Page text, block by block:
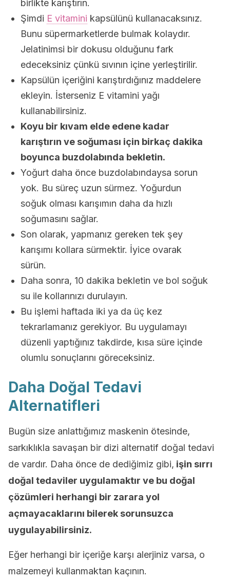
birlikte karıştırın.
Şimdi E vitamini kapsülünü kullanacaksınız.
Bunu süpermarketlerde bulmak kolaydır.
Jelatinimsi bir dokusu olduğunu fark
edeceksiniz çünkü sıvının içine yerleştirilir.
Kapsülün içeriğini karıştırdığınız maddelere
ekleyin. İsterseniz E vitamini yağı
kullanabilirsiniz.
Koyu bir kıvam elde edene kadar
karıştırın ve soğuması için birkaç dakika
boyunca buzdolabında bekletin.
Yoğurt daha önce buzdolabındaysa sorun
yok. Bu süreç uzun sürmez. Yoğurdun
soğuk olması karışımın daha da hızlı
soğumasını sağlar.
Son olarak, yapmanız gereken tek şey
karışımı kollara sürmektir. İyice ovarak
sürün.
Daha sonra, 10 dakika bekletin ve bol soğuk
su ile kollarınızı durulayın.
Bu işlemi haftada iki ya da üç kez
tekrarlamanız gerekiyor. Bu uygulamayı
düzenli yaptığınız takdirde, kısa süre içinde
olumlu sonuçlarını göreceksiniz.
Daha Doğal Tedavi
Alternatifleri
Bugün size anlattığımız maskenin ötesinde,
sarkıklıkla savaşan bir dizi alternatif doğal tedavi
de vardır. Daha önce de dediğimiz gibi, işin sırrı
doğal tedaviler uygulamaktır ve bu doğal
çözümleri herhangi bir zarara yol
açmayacaklarını bilerek sorunsuzca
uygulayabilirsiniz.
Eğer herhangi bir içeriğe karşı alerjiniz varsa, o
malzemeyi kullanmaktan kaçının.